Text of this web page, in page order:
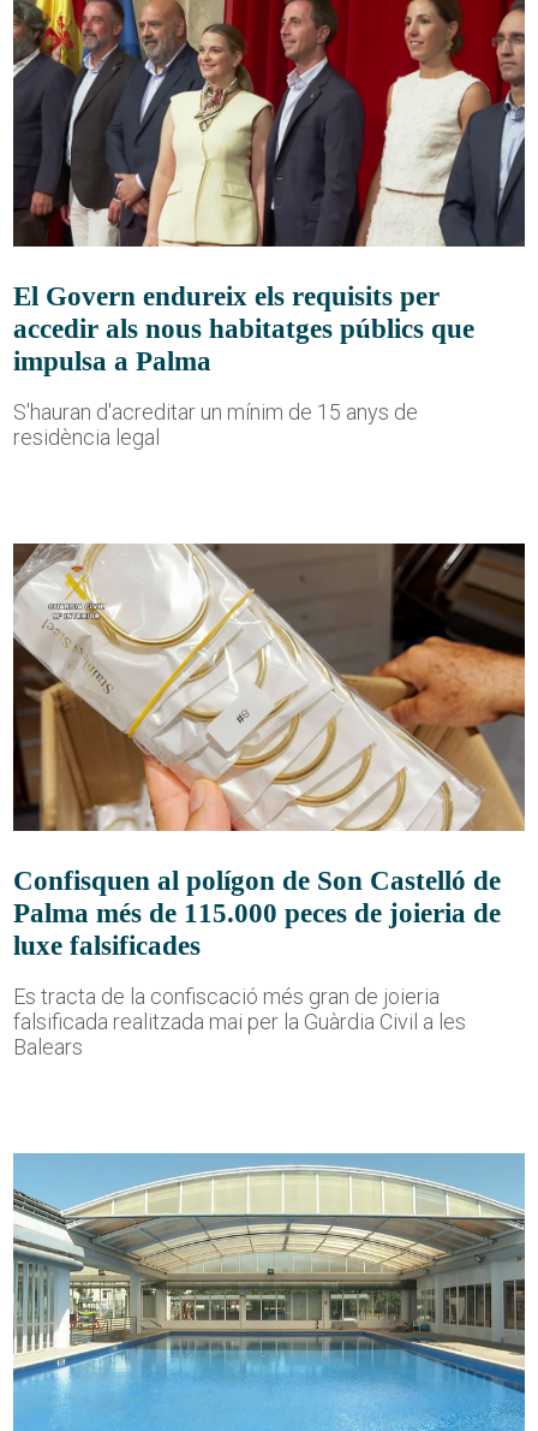
El Govern endureix els requisits per
accedir als nous habitatges públics que
impulsa a Palma
S'hauran d'acreditar un mínim de 15 anys de
residència legal
Confisquen al polígon de Son Castelló de
Palma més de 115.000 peces de joieria de
luxe falsificades
Es tracta de la confiscació més gran de joieria
falsificada realitzada mai per la Guàrdia Civil a les
Balears